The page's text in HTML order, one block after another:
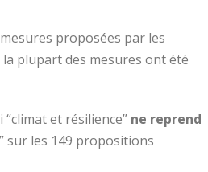
proposées par les
la plupart des mesures ont été
et résilience” ne reprend
sur les 149 propositions